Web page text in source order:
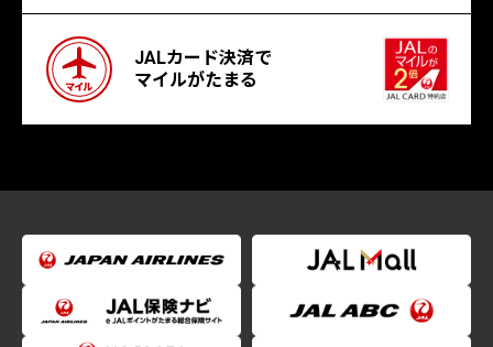
JALカード決済で
マイルがたまる